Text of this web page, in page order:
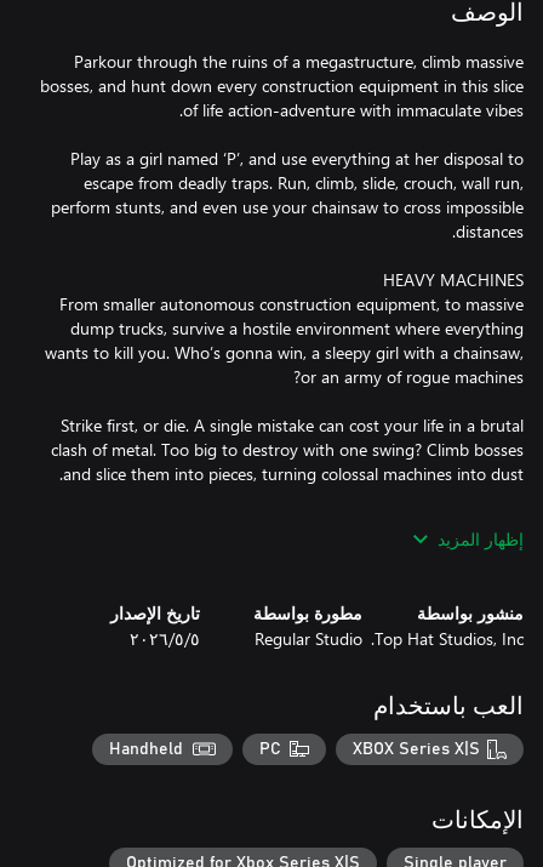
الوصف
Parkour through the ruins of a megastructure, climb massive
bosses, and hunt down every construction equipment in this slice
Play as a girl named ‘P’, and use everything at her disposal to
escape from deadly traps. Run, climb, slide, crouch, wall run,
perform stunts, and even use your chainsaw to cross impossible
From smaller autonomous construction equipment, to massive
dump trucks, survive a hostile environment where everything
wants to kill you. Who’s gonna win, a sleepy girl with a chainsaw,
Strike first, or die. A single mistake can cost your life in a brutal
clash of metal. Too big to destroy with one swing? Climb bosses
Not everything can be solved with a chainsaw. Alone with a
have to face your fears and complete the job. But can you fight
But upon arriving at an abandoned megastructure, P discovers
an imposing dreadful machine - and she soon realizes that this is
إظهار المزيد
منشور بواسطة
Top Hat Studios, Inc.
مطورة بواسطة
Regular Studio
تاريخ الإصدار
٥‏/٥‏/٢٠٢٦
العب باستخدام
XBOX Series X|S
PC
Handheld
الإمكانات
Single player
Optimized for Xbox Series X|S